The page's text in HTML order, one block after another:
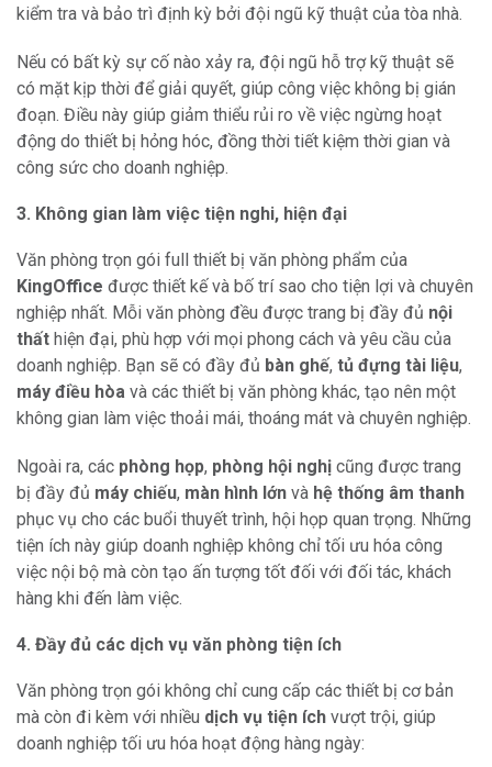
kiểm tra và bảo trì định kỳ bởi đội ngũ kỹ thuật của tòa nhà.
Nếu có bất kỳ sự cố nào xảy ra, đội ngũ hỗ trợ kỹ thuật sẽ
có mặt kịp thời để giải quyết, giúp công việc không bị gián
đoạn. Điều này giúp giảm thiểu rủi ro về việc ngừng hoạt
động do thiết bị hỏng hóc, đồng thời tiết kiệm thời gian và
công sức cho doanh nghiệp.
3. Không gian làm việc tiện nghi, hiện đại
Văn phòng trọn gói full thiết bị văn phòng phẩm của
KingOffice được thiết kế và bố trí sao cho tiện lợi và chuyên
nghiệp nhất. Mỗi văn phòng đều được trang bị đầy đủ nội
thất hiện đại, phù hợp với mọi phong cách và yêu cầu của
doanh nghiệp. Bạn sẽ có đầy đủ bàn ghế, tủ đựng tài liệu,
máy điều hòa và các thiết bị văn phòng khác, tạo nên một
không gian làm việc thoải mái, thoáng mát và chuyên nghiệp.
Ngoài ra, các phòng họp, phòng hội nghị cũng được trang
bị đầy đủ máy chiếu, màn hình lớn và hệ thống âm thanh
phục vụ cho các buổi thuyết trình, hội họp quan trọng. Những
tiện ích này giúp doanh nghiệp không chỉ tối ưu hóa công
việc nội bộ mà còn tạo ấn tượng tốt đối với đối tác, khách
hàng khi đến làm việc.
4. Đầy đủ các dịch vụ văn phòng tiện ích
Văn phòng trọn gói không chỉ cung cấp các thiết bị cơ bản
mà còn đi kèm với nhiều dịch vụ tiện ích vượt trội, giúp
doanh nghiệp tối ưu hóa hoạt động hàng ngày: